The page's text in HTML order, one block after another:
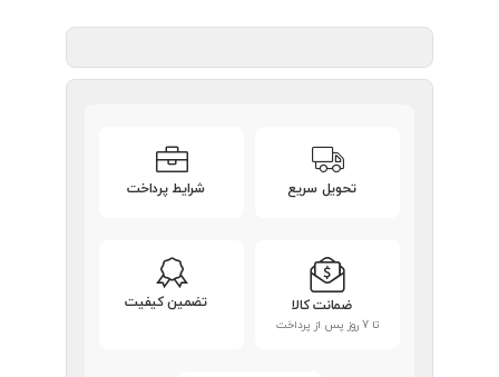
تحویل سریع شرایط پرداخت
ضمانت کالا
تا 7 روز پس از پرداخت
تضمین کیفیت